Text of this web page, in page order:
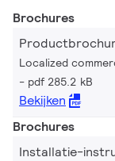
Brochures
Localized
pdf 285.2 kB
Bekijken
Brochures
Installatie-